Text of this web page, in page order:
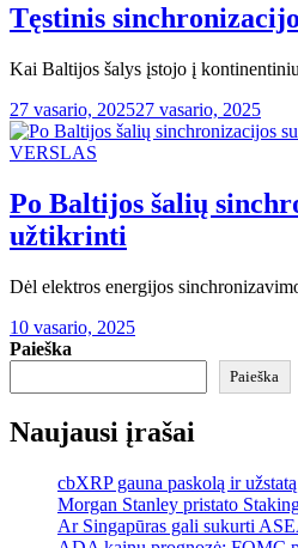
Tęstinis
Kai Baltijos šalys įstojo į
27 vasario, 202527 vasario, 2025
VERSLAS
Po Baltijos šalių
užtikrinti
Dėl elektros energijos
10 vasario, 2025
Paieška
Paieška
Naujausi įrašai
cbXRP gauna paskolą ir
Morgan Stanley pristato
Ar Singapūras gali sukurti